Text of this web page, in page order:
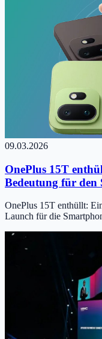
09.03.2026
OnePlus 15T
Bedeutung für
OnePlus 15T enthüllt:
Launch für die